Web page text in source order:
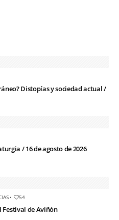
Distopías y sociedad actual /
/ 16 de agosto de 2026
• 54
Festival de Aviñón